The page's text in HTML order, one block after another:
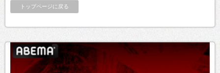
トップページに戻る